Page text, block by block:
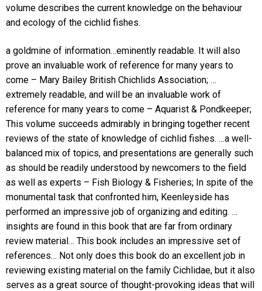
volume describes the current knowledge on the behaviour
and ecology of the cichlid fishes.
a goldmine of information…eminently readable. It will also
prove an invaluable work of reference for many years to
come – Mary Bailey British Chichlids Association; …
extremely readable, and will be an invaluable work of
reference for many years to come – Aquarist & Pondkeeper;
This volume succeeds admirably in bringing together recent
reviews of the state of knowledge of cichlid fishes. …a well-
balanced mix of topics, and presentations are generally such
as should be readily understood by newcomers to the field
as well as experts – Fish Biology & Fisheries; In spite of the
monumental task that confronted him, Keenleyside has
performed an impressive job of organizing and editing. …
insights are found in this book that are far from ordinary
review material… This book includes an impressive set of
references… Not only does this book do an excellent job in
reviewing existing material on the family Cichlidae, but it also
serves as a great source of thought-provoking ideas that will